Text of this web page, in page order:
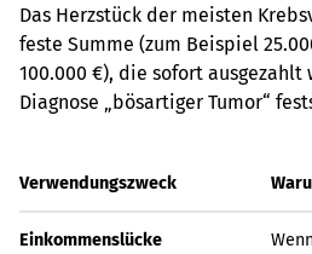
Das Herzstück der meisten
feste Summe (zum Beispiel
100.000 €), die sofort
Diagnose „bösartiger Tumor“
Verwendungszweck
Einkommenslücke